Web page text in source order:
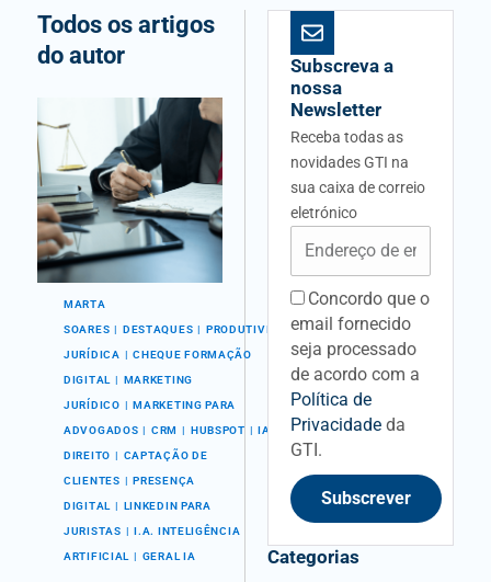
Todos os artigos
do autor
MARTA
SOARES DESTAQUES PRODUTIVIDADE
JURÍDICA CHEQUE FORMAÇÃO
DIGITAL MARKETING
JURÍDICO MARKETING PARA
ADVOGADOS CRM HUBSPOT IA NO
DIREITO CAPTAÇÃO DE
CLIENTES PRESENÇA
DIGITAL LINKEDIN PARA
JURISTAS I.A. INTELIGÊNCIA
ARTIFICIAL GERAL IA
Subscreva a
nossa
Newsletter
Receba todas as
novidades GTI na
sua caixa de correio
eletrónico
acceptancefieldid
Concordo que o
email fornecido
seja processado
de acordo com a
Política de
Privacidadeda
GTI.
Subscrever
Categorias